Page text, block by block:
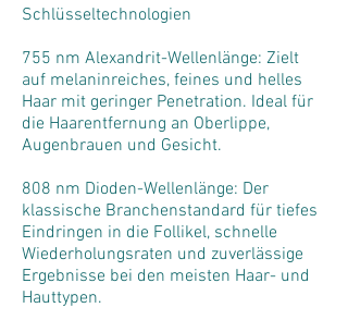
Schlüsseltechnologien
755 nm Alexandrit-Wellenlänge: Zielt
auf melaninreiches, feines und helles
Haar mit geringer Penetration. Ideal für
die Haarentfernung an Oberlippe,
Augenbrauen und Gesicht.
808 nm Dioden-Wellenlänge: Der
klassische Branchenstandard für tiefes
Eindringen in die Follikel, schnelle
Wiederholungsraten und zuverlässige
Ergebnisse bei den meisten Haar- und
Hauttypen.